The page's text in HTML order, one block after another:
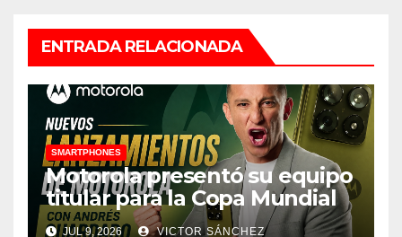
ENTRADA RELACIONADA
SMARTPHONES
Motorola presentó su equipo
titular para la Copa Mundial
de la FIFA 2026 con figuras
JUL 9, 2026 VICTOR SÁNCHEZ